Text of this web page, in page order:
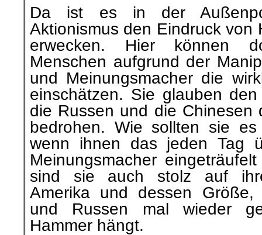
Da ist es in der
Aktionismus den Eindruck von
erwecken. Hier können
Menschen aufgrund der
und Meinungsmacher die
einschätzen. Sie glauben
die Russen und die Chinesen
bedrohen. Wie sollten sie
wenn ihnen das jeden Tag
Meinungsmacher
sind sie auch stolz auf
Amerika und dessen
und Russen mal wieder
Hammer hängt.